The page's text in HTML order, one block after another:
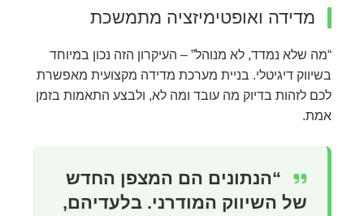
מדידה ואופטימיזציה מתמשכת
“מה שלא נמדד, לא מנוהל” – העיקרון הזה נכון במיוחד
בשיווק דיגיטלי. בניית מערכת מדידה מקצועית מאפשרת
לכם לזהות בדיוק מה עובד ומה לא, ולבצע התאמות בזמן
אמת.
“הנתונים הם המצפן החדש
של השיווק המודרני. בלעדיהם,